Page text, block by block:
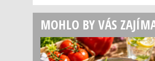
MOHLO BY VÁS